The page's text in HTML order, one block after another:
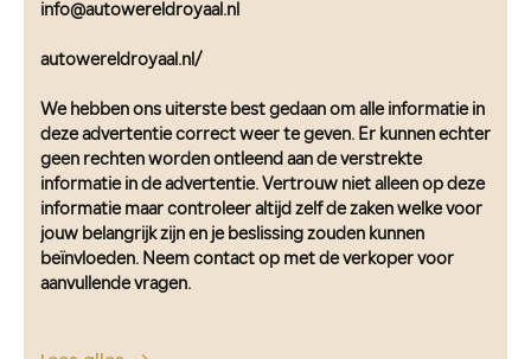
info@autowereldroyaal.nl
autowereldroyaal.nl/
We hebben ons uiterste best gedaan om alle informatie in
deze advertentie correct weer te geven. Er kunnen echter
geen rechten worden ontleend aan de verstrekte
informatie in de advertentie. Vertrouw niet alleen op deze
informatie maar controleer altijd zelf de zaken welke voor
jouw belangrijk zijn en je beslissing zouden kunnen
beïnvloeden. Neem contact op met de verkoper voor
aanvullende vragen.